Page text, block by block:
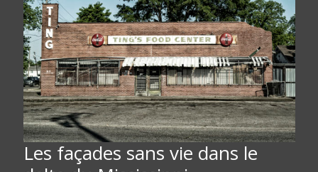
Les façades sans vie dans le